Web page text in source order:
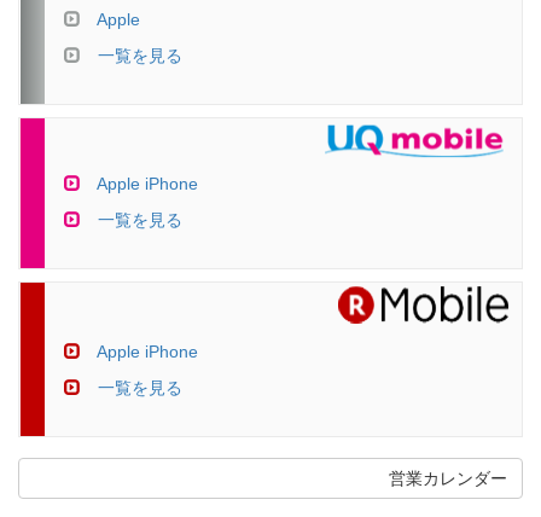
Apple
一覧を見る
Apple iPhone
一覧を見る
Apple iPhone
一覧を見る
営業カレンダー